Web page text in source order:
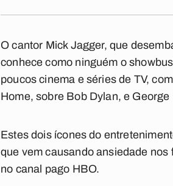
O cantor Mick Jagger, que
conhece como ninguém o
poucos cinema e séries de TV,
Home, sobre Bob Dylan, e
Estes dois ícones do
que vem causando ansiedade
no canal pago HBO.